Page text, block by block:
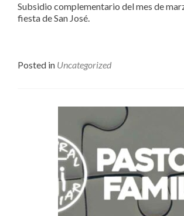
Subsidio complementario del mes de
fiesta de San José.
Posted in Uncategorized